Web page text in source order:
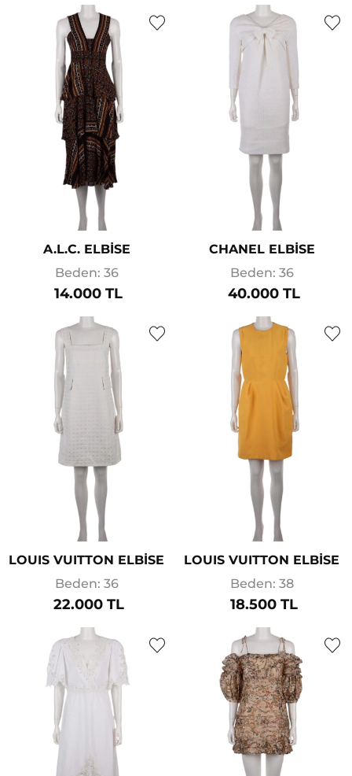
A.L.C. ELBİSE
Beden: 36
14.000 TL
CHANEL ELBİSE
Beden: 36
40.000 TL
LOUIS VUITTON ELBİSE
Beden: 36
22.000 TL
LOUIS VUITTON ELBİSE
Beden: 38
18.500 TL